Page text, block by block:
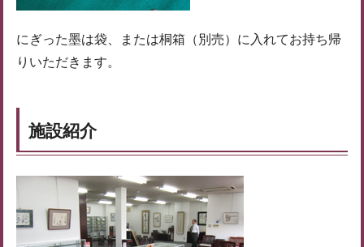
にぎった墨は袋、または桐箱（別売）に入れてお持ち帰
りいただきます。
施設紹介